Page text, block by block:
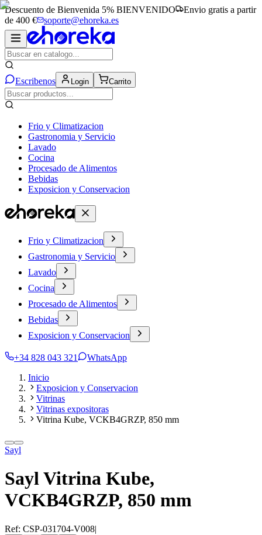
Descuento de Bienvenida 5% BIENVENIDO
Envio gratis a partir
de 400 €
soporte@ehoreka.es
Escribenos Login Carrito
Frio y Climatizacion
Gastronomia y Servicio
Lavado
Cocina
Procesado de Alimentos
Bebidas
Exposicion y Conservacion
Frio y Climatizacion
Gastronomia y Servicio
Lavado
Cocina
Procesado de Alimentos
Bebidas
Exposicion y Conservacion
+34 828 043 321
WhatsApp
Inicio
Exposicion y Conservacion
Vitrinas
Vitrinas expositoras
Vitrina Kube, VCKB4GRZP, 850 mm
Sayl
Sayl Vitrina Kube,
VCKB4GRZP, 850 mm
Ref: CSP-031704-V008|